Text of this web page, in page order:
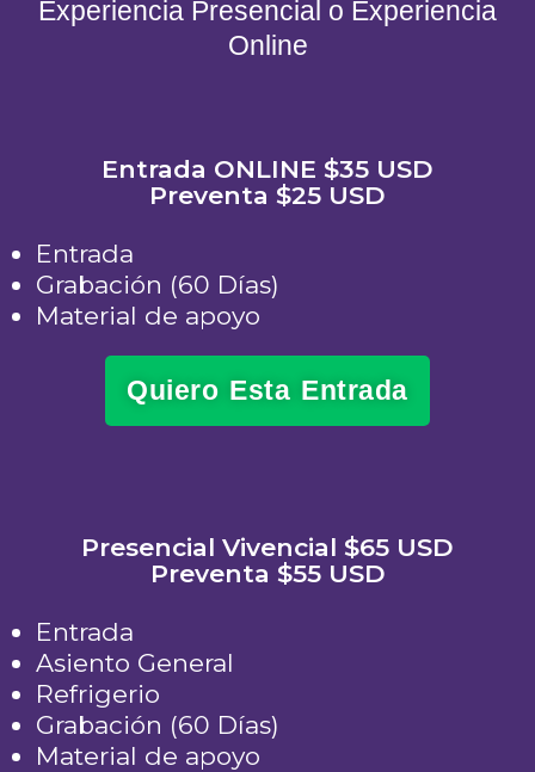
Experiencia Presencial o Experiencia
Online
Entrada ONLINE $35 USD
Preventa $25 USD
Entrada
Grabación (60 Días)
Material de apoyo
Quiero Esta Entrada
Presencial Vivencial $65 USD
Preventa $55 USD
Entrada
Asiento General
Refrigerio
Grabación (60 Días)
Material de apoyo